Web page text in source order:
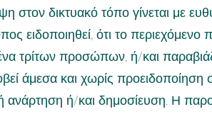
στον δικτυακό τόπο γίνεται με
ειδοποιηθεί, ότι το περιεχόμενο
τρίτων προσώπων, ή/και
άμεσα και χωρίς
ανάρτηση ή/και δημοσίευση. Η